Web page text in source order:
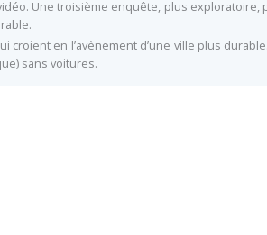
Une troisième enquête, plus exploratoire,
en l’avènement d’une ville plus
sans voitures.